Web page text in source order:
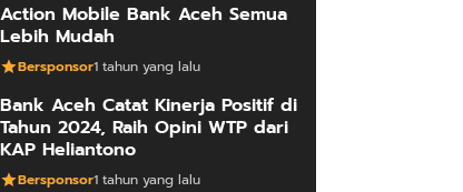
Action Mobile Bank Aceh Semua
Lebih Mudah
Bersponsor1 tahun yang lalu
Bank Aceh Catat Kinerja Positif di
Tahun 2024, Raih Opini WTP dari
KAP Heliantono
Bersponsor1 tahun yang lalu